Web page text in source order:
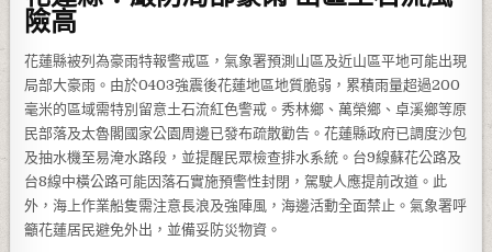
險高
花蓮縣被列為豪雨特報警戒區，氣象署預測山區及近山區平地可能出現
局部大豪雨。由於0403強震後花蓮地區地質脆弱，累積雨量超過200
毫米的區域需特別留意土石流紅色警戒。秀林鄉、萬榮鄉、卓溪鄉等原
民部落及太魯閣國家公園周邊已發布疏散勸告。花蓮縣政府已調度沙包
及抽水機至易淹水路段，並提醒民眾檢查排水系統。台9線蘇花公路及
台8線中橫公路可能因落石實施預警性封閉，駕駛人應提前改道。此
外，海上作業船隻需注意長浪及強陣風，海邊活動全面禁止。氣象署呼
籲花蓮居民避免外出，並備妥防災物資。